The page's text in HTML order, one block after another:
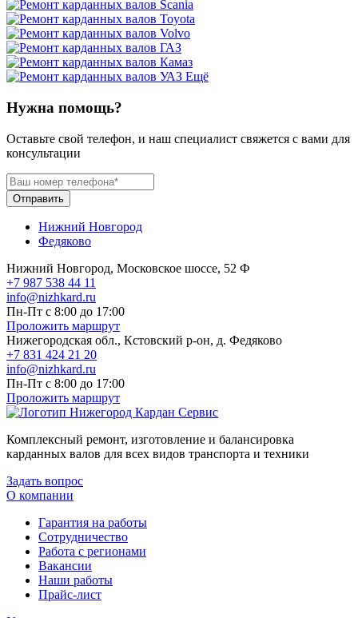
Ещё
Нужна помощь?
Оставьте свой телефон, и наш специалист свяжется с вами для
консультации
Отправить
Нижний Новгород
Федяково
Нижний Новгород, Московское шоссе, 52 Ф
+7 987 538 44 11
info@nizhkard.ru
Пн-Пт с 8:00 до 17:00
Проложить маршрут
Нижегородская обл., Кстовский р-он, д. Федяково
+7 831 424 21 20
info@nizhkard.ru
Пн-Пт с 8:00 до 17:00
Проложить маршрут
Комплексный ремонт, изготовление и балансировка
карданных валов для всех видов транспорта и техники
Задать вопрос
О компании
Гарантия на работы
Сотрудничество
Работа с регионами
Вакансии
Наши работы
Прайс-лист